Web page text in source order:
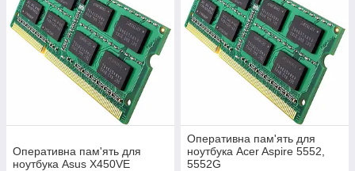
Оперативна пам'ять для
ноутбука Asus X450VE
Оперативна пам'ять для
ноутбука Acer Aspire 5552,
5552G